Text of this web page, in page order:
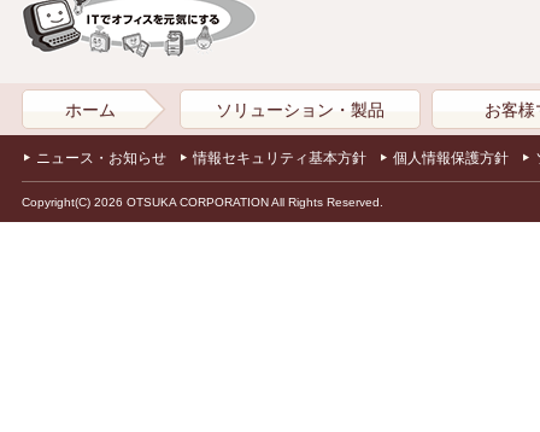
ホーム ソリューション・製品 お客様
ニュース・お知らせ 情報セキュリティ基本方針 個人情報保護方針
Copyright(C) 2026 OTSUKA CORPORATION All Rights Reserved.